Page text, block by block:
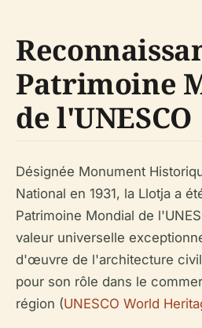
Patrimoine
de l'UNESCO
Désignée Monument
National en 1931, la Llotja a
Patrimoine Mondial de
valeur universelle
d'œuvre de l'architecture
pour son rôle dans le
région (UNESCO World